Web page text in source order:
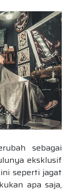
sebagai
eksklusif
seperti jagat
apa saja,